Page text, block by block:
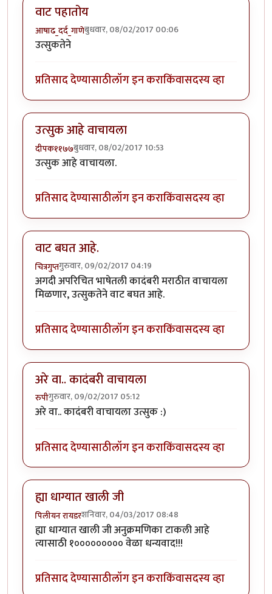
वाट पहातोय
आषाढ_दर्द_गाणेबुधवार, 08/02/2017 00:06
उत्सुकतेने
प्रतिसाद देण्यासाठीलॉग इन कराकिंवासदस्य व्हा
उत्सुक आहे वाचायला
दीपक११७७बुधवार, 08/02/2017 10:53
उत्सुक आहे वाचायला.
प्रतिसाद देण्यासाठीलॉग इन कराकिंवासदस्य व्हा
वाट बघत आहे.
चित्रगुप्तगुरुवार, 09/02/2017 04:19
अगदी अपरिचित भाषेतली कादंबरी मराठीत वाचायला
मिळणार, उत्सुकतेने वाट बघत आहे.
प्रतिसाद देण्यासाठीलॉग इन कराकिंवासदस्य व्हा
अरे वा.. कादंबरी वाचायला
रुपीगुरुवार, 09/02/2017 05:12
अरे वा.. कादंबरी वाचायला उत्सुक :)
प्रतिसाद देण्यासाठीलॉग इन कराकिंवासदस्य व्हा
ह्या धाग्यात खाली जी
पिलीयन रायडरशनिवार, 04/03/2017 08:48
ह्या धाग्यात खाली जी अनुक्रमणिका टाकली आहे
त्यासाठी १००००००००० वेळा धन्यवाद!!!
प्रतिसाद देण्यासाठीलॉग इन कराकिंवासदस्य व्हा